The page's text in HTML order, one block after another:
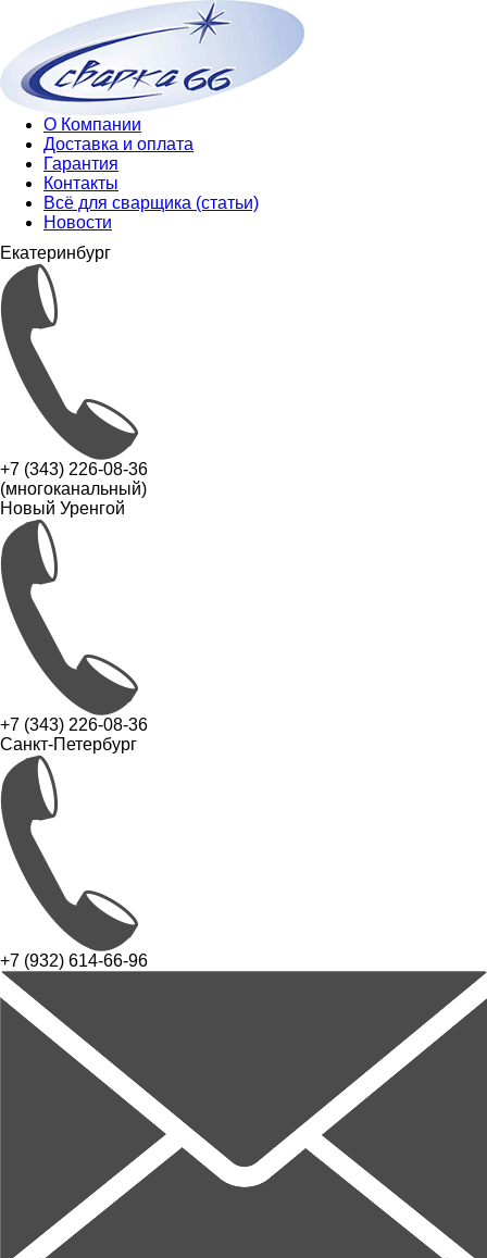
О Компании
Доставка и оплата
Гарантия
Контакты
Всё для сварщика (статьи)
Новости
Екатеринбург
+7 (343) 226-08-36
(многоканальный)
Новый Уренгой
+7 (343) 226-08-36
Санкт-Петербург
+7 (932) 614-66-96